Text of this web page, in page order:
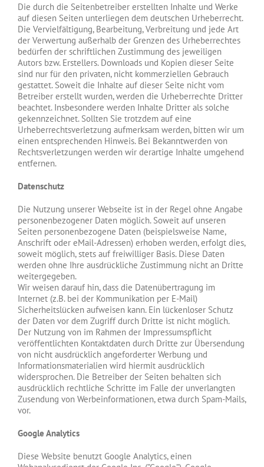
Die durch die Seitenbetreiber erstellten Inhalte und Werke
auf diesen Seiten unterliegen dem deutschen Urheberrecht.
Die Vervielfältigung, Bearbeitung, Verbreitung und jede Art
der Verwertung außerhalb der Grenzen des Urheberrechtes
bedürfen der schriftlichen Zustimmung des jeweiligen
Autors bzw. Erstellers. Downloads und Kopien dieser Seite
sind nur für den privaten, nicht kommerziellen Gebrauch
gestattet. Soweit die Inhalte auf dieser Seite nicht vom
Betreiber erstellt wurden, werden die Urheberrechte Dritter
beachtet. Insbesondere werden Inhalte Dritter als solche
gekennzeichnet. Sollten Sie trotzdem auf eine
Urheberrechtsverletzung aufmerksam werden, bitten wir um
einen entsprechenden Hinweis. Bei Bekanntwerden von
Rechtsverletzungen werden wir derartige Inhalte umgehend
entfernen.
Datenschutz
Die Nutzung unserer Webseite ist in der Regel ohne Angabe
personenbezogener Daten möglich. Soweit auf unseren
Seiten personenbezogene Daten (beispielsweise Name,
Anschrift oder eMail-Adressen) erhoben werden, erfolgt dies,
soweit möglich, stets auf freiwilliger Basis. Diese Daten
werden ohne Ihre ausdrückliche Zustimmung nicht an Dritte
weitergegeben.
Wir weisen darauf hin, dass die Datenübertragung im
Internet (z.B. bei der Kommunikation per E-Mail)
Sicherheitslücken aufweisen kann. Ein lückenloser Schutz
der Daten vor dem Zugriff durch Dritte ist nicht möglich.
Der Nutzung von im Rahmen der Impressumspflicht
veröffentlichten Kontaktdaten durch Dritte zur Übersendung
von nicht ausdrücklich angeforderter Werbung und
Informationsmaterialien wird hiermit ausdrücklich
widersprochen. Die Betreiber der Seiten behalten sich
ausdrücklich rechtliche Schritte im Falle der unverlangten
Zusendung von Werbeinformationen, etwa durch Spam-Mails,
vor.
Google Analytics
Diese Website benutzt Google Analytics, einen